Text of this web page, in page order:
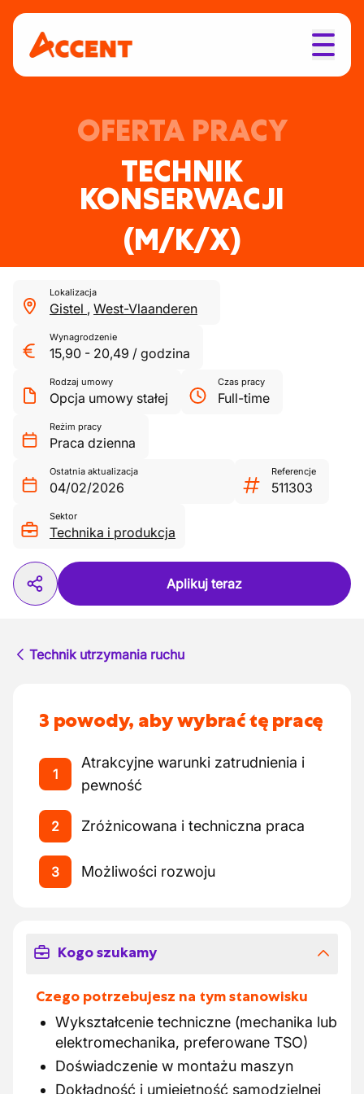
OFERTA PRACY
TECHNIK
KONSERWACJI
(M/K/X)
Lokalizacja
Gistel , West-Vlaanderen
Wynagrodzenie
15,90 - 20,49 / godzina
Rodzaj umowy
Opcja umowy stałej
Czas pracy
Full-time
Reżim pracy
Praca dzienna
Ostatnia aktualizacja
04/02/2026
Referencje
511303
Sektor
Technika i produkcja
Aplikuj teraz
Technik utrzymania ruchu
3 powody, aby wybrać tę pracę
1
Atrakcyjne warunki zatrudnienia i
pewność
2 Zróżnicowana i techniczna praca
3 Możliwości rozwoju
Kogo szukamy
Czego potrzebujesz na tym stanowisku
Wykształcenie techniczne (mechanika lub
elektromechanika, preferowane TSO)
Doświadczenie w montażu maszyn
Dokładność i umiejętność samodzielnej